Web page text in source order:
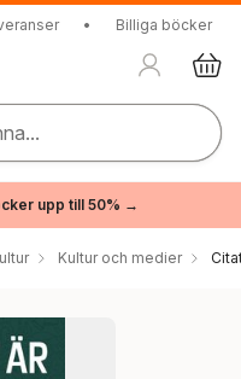
• Billiga böcker
upp till 50% →
Kultur och medier